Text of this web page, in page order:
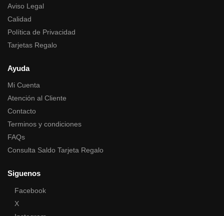
Aviso Legal
Calidad
Política de Privacidad
Tarjetas Regalo
Ayuda
Mi Cuenta
Atención al Cliente
Contacto
Terminos y condiciones
FAQs
Consulta Saldo Tarjeta Regalo
Siguenos
Facebook
X